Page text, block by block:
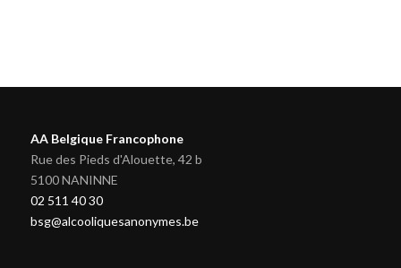
AA Belgique Francophone
Rue des Pieds d'Alouette, 42 b
5100 NANINNE
02 511 40 30
bsg@alcooliquesanonymes.be